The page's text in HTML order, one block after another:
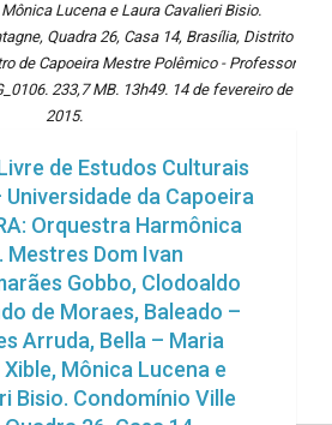
Lucena e Laura Cavalieri Bisio.
Quadra 26, Casa 14, Brasília, Distrito
de Capoeira Mestre Polêmico - Professor
233,7 MB. 13h49. 14 de fevereiro de
2015.
de Estudos Culturais
Universidade da Capoeira
Orquestra Harmônica
Mestres Dom Ivan
Gobbo, Clodoaldo
de Moraes, Baleado –
Arruda, Bella – Maria
Mônica Lucena e
Bisio. Condomínio Ville